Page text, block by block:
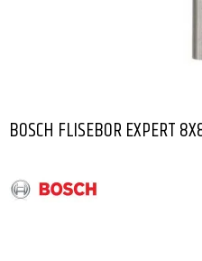
BOSCH FLISEBOR EXPERT